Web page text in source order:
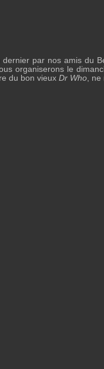
par nos amis du
organiserons le
du bon vieux Dr Who ,